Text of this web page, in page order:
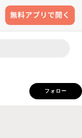
フォロー